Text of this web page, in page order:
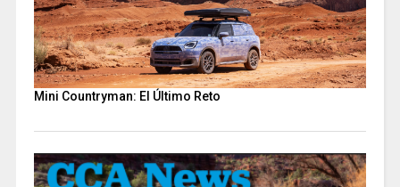
Mini Countryman: El Último Reto